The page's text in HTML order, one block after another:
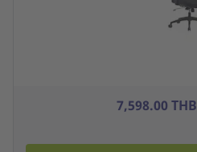
7,598.00 THB